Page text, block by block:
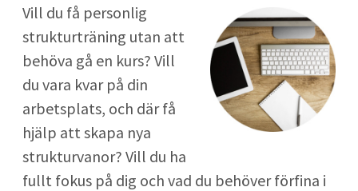
FÖRELÄSNINGAR
KONTAKT
BLOGG SHOP KUNDER
Vill du få personlig
strukturträning utan att
behöva gå en kurs? Vill
du vara kvar på din
arbetsplats, och där få
hjälp att skapa nya
strukturvanor? Vill du ha
fullt fokus på dig och vad du behöver förfina i